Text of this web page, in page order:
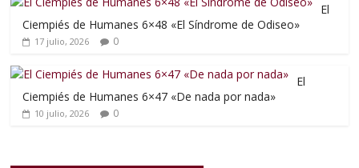
El
Ciempiés de Humanes 6×48 «El Síndrome de Odiseo»
17 julio, 2026 0
El
Ciempiés de Humanes 6×47 «De nada por nada»
10 julio, 2026 0